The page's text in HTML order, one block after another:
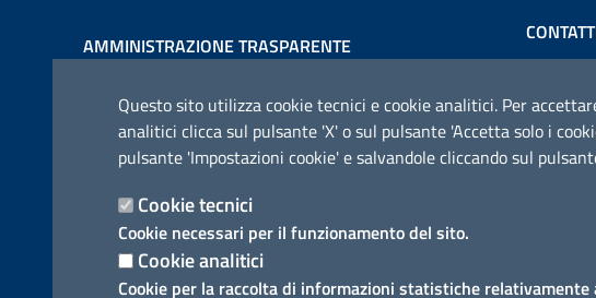
Questo sito utilizza cookie tecnici e cookie analitici. Per
analitici clicca sul pulsante 'X' o sul pulsante 'Accetta solo i
pulsante 'Impostazioni cookie' e salvandole cliccando sul
Cookie tecnici
Cookie necessari per il funzionamento del sito.
Cookie analitici
Cookie per la raccolta di informazioni statistiche relativamente
AMMINISTRAZIONE TRASPARENTE
condizioni previste dalla direttiva comunitaria
2003/98/CE e dal d.lgs. 36/2006
Comune
Via
P.IVA:
Codice